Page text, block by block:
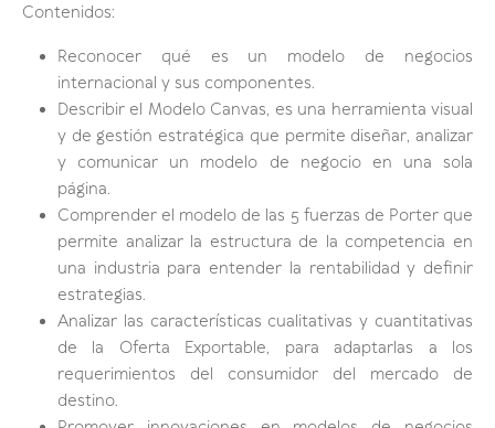
Contenidos:
Reconocer qué es un modelo de negocios
internacional y sus componentes.
Describir el Modelo Canvas, es una herramienta visual
y de gestión estratégica que permite diseñar, analizar
y comunicar un modelo de negocio en una sola
página.
Comprender el modelo de las 5 fuerzas de Porter que
permite analizar la estructura de la competencia en
una industria para entender la rentabilidad y definir
estrategias.
Analizar las características cualitativas y cuantitativas
de la Oferta Exportable, para adaptarlas a los
requerimientos del consumidor del mercado de
destino.